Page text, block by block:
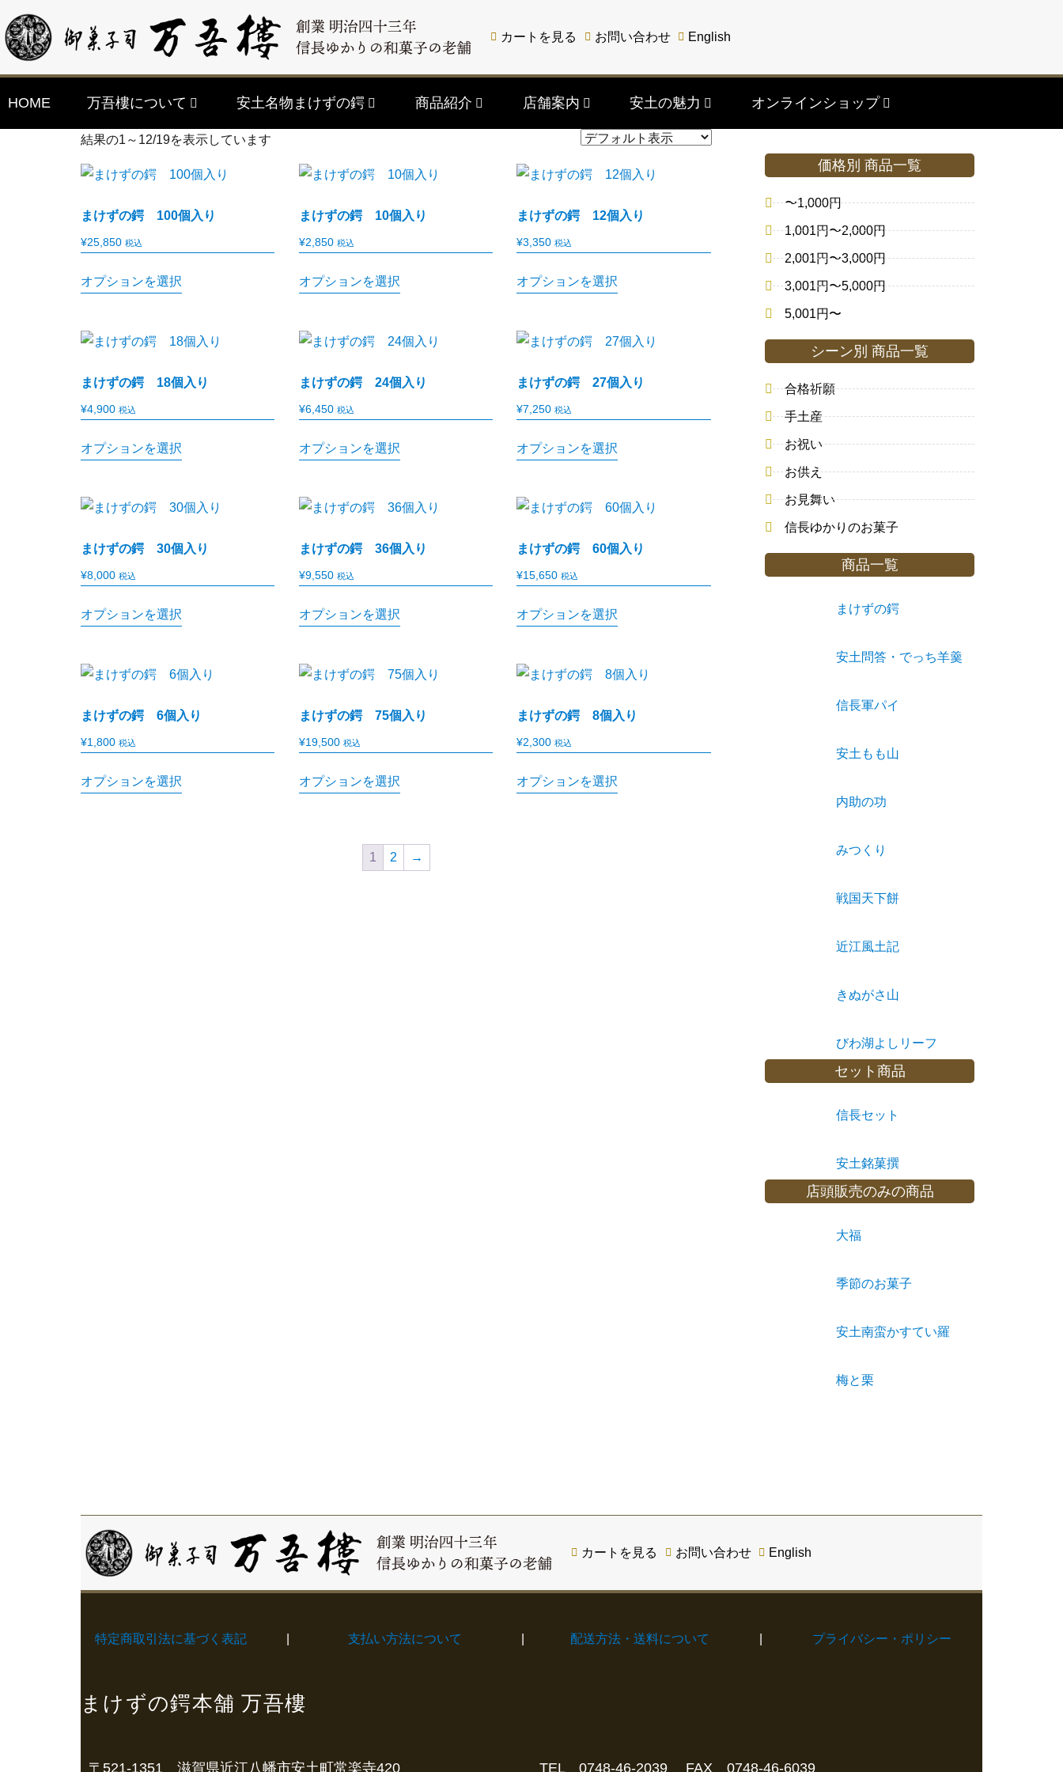
カートを見る お問い合わせ English
HOME 万吾樓について 安土名物まけずの鍔 商品紹介 店舗案内 安土の魅力 オンラインショップ
結果の1～12/19を表示しています
まけずの鍔 100個入り
¥25,850 税込
オプションを選択
まけずの鍔 10個入り
¥2,850 税込
オプションを選択
まけずの鍔 12個入り
¥3,350 税込
オプションを選択
まけずの鍔 18個入り
¥4,900 税込
オプションを選択
まけずの鍔 24個入り
¥6,450 税込
オプションを選択
まけずの鍔 27個入り
¥7,250 税込
オプションを選択
まけずの鍔 30個入り
¥8,000 税込
オプションを選択
まけずの鍔 36個入り
¥9,550 税込
オプションを選択
まけずの鍔 60個入り
¥15,650 税込
オプションを選択
まけずの鍔 6個入り
¥1,800 税込
オプションを選択
まけずの鍔 75個入り
¥19,500 税込
オプションを選択
まけずの鍔 8個入り
¥2,300 税込
オプションを選択
1 2 →
価格別 商品一覧
〜1,000円
1,001円〜2,000円
2,001円〜3,000円
3,001円〜5,000円
5,001円〜
シーン別 商品一覧
合格祈願
手土産
お祝い
お供え
お見舞い
信長ゆかりのお菓子
商品一覧
まけずの鍔
安土問答・でっち羊羹
信長軍パイ
安土もも山
内助の功
みつくり
戦国天下餅
近江風土記
きぬがさ山
びわ湖よしリーフ
セット商品
信長セット
安土銘菓撰
店頭販売のみの商品
大福
季節のお菓子
安土南蛮かすてい羅
梅と栗
カートを見る お問い合わせ English
特定商取引法に基づく表記 支払い方法について 配送方法・送料について プライバシー・ポリシー
まけずの鍔本舗 万吾樓
〒521-1351 滋賀県近江八幡市安土町常楽寺420 TEL 0748-46-2039 FAX 0748-46-6039